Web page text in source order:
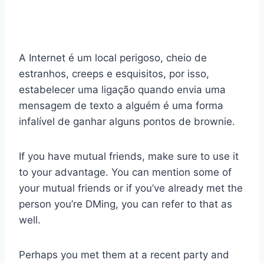
A Internet é um local perigoso, cheio de
estranhos, creeps e esquisitos, por isso,
estabelecer uma ligação quando envia uma
mensagem de texto a alguém é uma forma
infalível de ganhar alguns pontos de brownie.
If you have mutual friends, make sure to use it
to your advantage. You can mention some of
your mutual friends or if you’ve already met the
person you’re DMing, you can refer to that as
well.
Perhaps you met them at a recent party and